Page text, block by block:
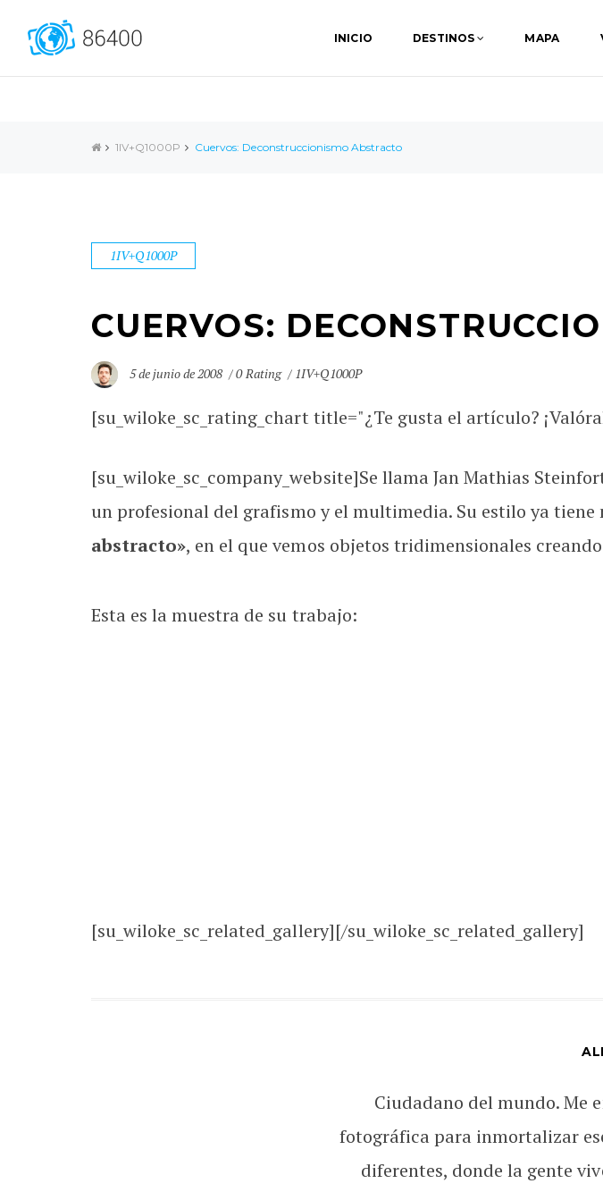
INICIO DESTINOS MAPA
1IV+Q1000P Cuervos: Deconstruccionismo Abstracto
1IV+Q1000P
CUERVOS:
5 de junio de 2008 0 Rating 1IV+Q1000P
[su_wiloke_sc_rating_chart title="¿Te gusta el artículo?
[su_wiloke_sc_company_website]Se llama Jan Mathias
un profesional del grafismo y el multimedia. Su estilo ya tiene
abstracto», en el que vemos objetos tridimensionales
Esta es la muestra de su trabajo:
[su_wiloke_sc_related_gallery][/su_wiloke_sc_related_gallery]
Ciudadano del mundo. Me
fotográfica para inmortalizar
diferentes, donde la gente